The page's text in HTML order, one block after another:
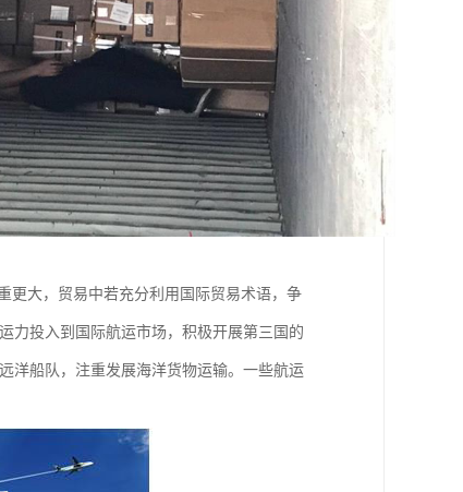
更大，贸易中若充分利用国际贸易术语，争
力投入到国际航运市场，积极开展第三国的
洋船队，注重发展海洋货物运输。一些航运